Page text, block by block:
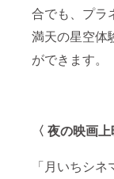
合でも、プラ
満天の星空体
ができます。
〈 夜の映画上
「月いちシ